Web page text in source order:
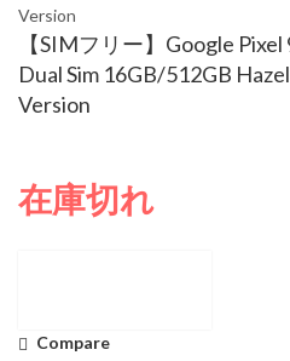
Version
【SIMフリー】Google Pixel
Dual Sim 16GB/512GB
Version
在庫切れ
Compare